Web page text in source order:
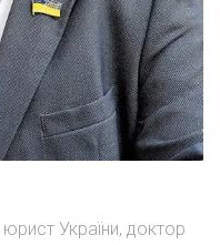
України, доктор